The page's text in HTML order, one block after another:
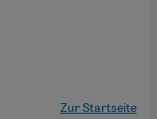
Zur Startseite